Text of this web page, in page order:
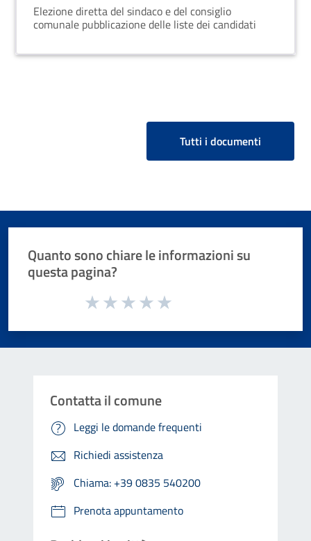
Elezione diretta del sindaco e del consiglio
comunale pubblicazione delle liste dei candidati
Tutti i documenti
Quanto sono chiare le informazioni su
questa pagina?
Valuta da 1 a 5 stelle la pagina
Contatta il comune
Leggi le domande frequenti
Richiedi assistenza
Chiama: +39 0835 540200
Prenota appuntamento